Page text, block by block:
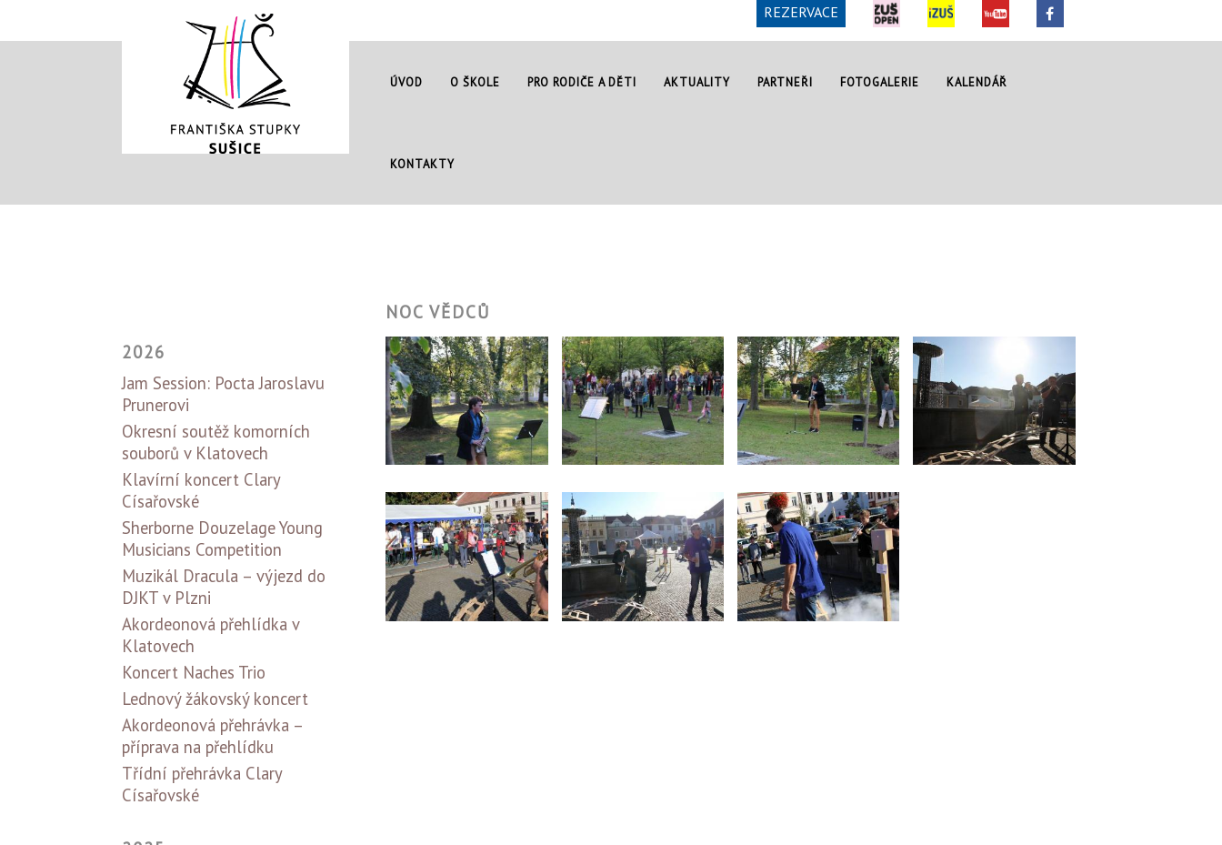
REZERVACE
ÚVOD O ŠKOLE PRO RODIČE A DĚTI AKTUALITY PARTNEŘI FOTOGALERIE KALENDÁŘ
KONTAKTY
NOC VĚDCŮ
2026
Jam Session: Pocta Jaroslavu
Prunerovi
Okresní soutěž komorních
souborů v Klatovech
Klavírní koncert Clary
Císařovské
Sherborne Douzelage Young
Musicians Competition
Muzikál Dracula – výjezd do
DJKT v Plzni
Akordeonová přehlídka v
Klatovech
Koncert Naches Trio
Lednový žákovský koncert
Akordeonová přehrávka –
příprava na přehlídku
Třídní přehrávka Clary
Císařovské